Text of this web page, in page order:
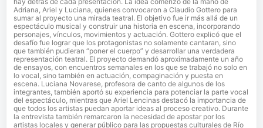
Adriana, Ariel y Luciana, quienes convocaron a Claudio Gottero para
sumar al proyecto una mirada teatral. El objetivo fue ir más allá de un
espectáculo musical y construir una historia en escena, incorporando
personajes, vínculos, movimientos y actuación. Gottero explicó que el
desafío fue lograr que los protagonistas no solamente cantaran, sino
que también pudieran “poner el cuerpo” y desarrollar una verdadera
representación teatral. El proyecto demandó aproximadamente un año
de ensayos, con encuentros semanales en los que se trabajó no solo en
lo vocal, sino también en actuación, compaginación y puesta en
escena. Luciana Novarese, profesora de canto de algunos de los
integrantes, también aportó su experiencia para potenciar la parte vocal
del espectáculo, mientras que Ariel Lencinas destacó la importancia de
que todos los artistas puedan aportar ideas al proceso creativo. Durante
la entrevista también remarcaron la necesidad de apostar por los
artistas locales y generar público para las propuestas culturales de Río